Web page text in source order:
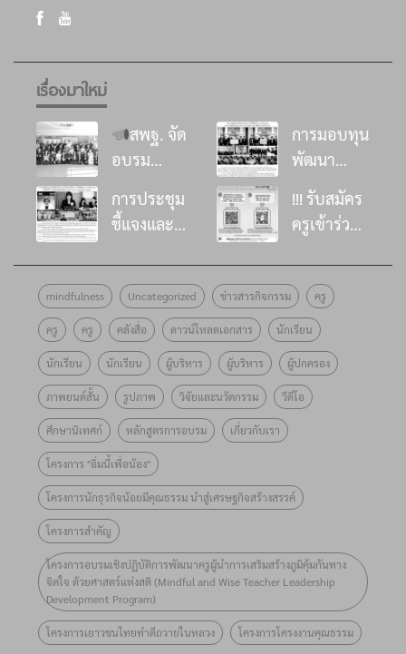
เรื่องมาใหม่
สพฐ. จัด
อบรม
ศักยภาพที่
ปรึกษาด้าน
การเสริม
สร้าง
ภูมิคุ้มกัน
ทางจิตใจ
ด้วยศาสตร์
แห่งสติ
เตรียม
พร้อมยก
ระดับการ
ส่งเสริม
คุณธรรมใน
ระดับพื้นที่
ผ่านการ
เรียนรู้วิถี
ใหม่
การมอบทุน
พัฒนา
โรงเรียน ใน
โครงการ
“อิ่มนี้เพื่อ
น้อง”
ประจำปี
๒๕๖๙
ธนาคาร
ออมสิน
มอบทุน
จำนวน 100
สิ้น
5,000,000
การประชุม
ชี้แจงและ
ดำเนินงาน
โครงการ
“อิ่มนี้เพื่อ
น้อง”
ประจำปี
๒๕๖๙ ภาย
ใต้หัวข้อ
“กินดี อยู่ดี
สู่วิถีพอ
เพียง
(Smart
Farm for
Sustainable
Living)”
!!! รับสมัคร
ครูเข้าร่วม
พัฒนาครู
โครงงาน
คุณธรรม
mindfulness Uncategorized ข่าวสารกิจกรรม ครู
ครู ครู คลังสื่อ ดาวน์โหลดเอกสาร นักเรียน
นักเรียน นักเรียน ผู้บริหาร ผู้บริหาร ผู้ปกครอง
ภาพยนต์สั้น รูปภาพ วิจัยและนวัตกรรม วีดีโอ
ศึกษานิเทศก์ หลักสูตรการอบรม เกี่ยวกับเรา
โครงการ "อิ่มนี้เพื่อน้อง"
โครงการนักธุรกิจน้อยมีคุณธรรม นำสู่เศรษฐกิจสร้างสรรค์
โครงการสำคัญ
โครงการอบรมเชิงปฏิบัติการพัฒนาครูผู้นำการเสริมสร้างภูมิคุ้มกันทาง
จิตใจ ด้วยศาสตร์แห่งสติ (Mindful and Wise Teacher Leadership
Development Program)
โครงการเยาวชนไทยทำดีถวายในหลวง โครงการโครงงานคุณธรรม